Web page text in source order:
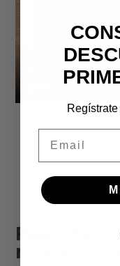
Ropa de
moderna